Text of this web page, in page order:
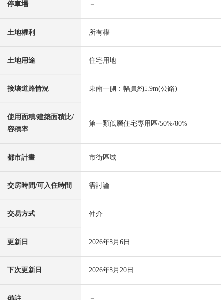
停車場 －
土地權利 所有權
土地用途 住宅用地
接壤道路情況 東南一側：幅員約5.9m(公路)
使用面積/建築面積比/
容積率
第一類低層住宅專用區/50%/80%
都市計畫 市街區域
交房時間/可入住時間 需討論
交易方式 仲介
更新日 2026年8月6日
下次更新日 2026年8月20日
備註 －